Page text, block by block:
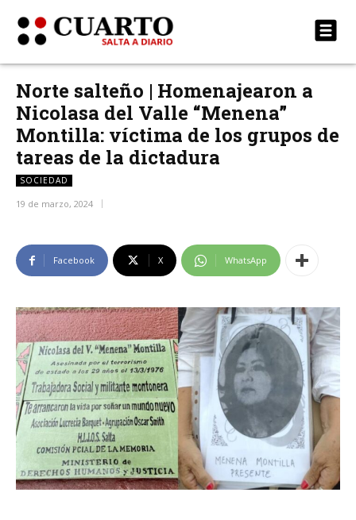
Norte salteño | Homenajearon a
Nicolasa del Valle “Menena”
Montilla: víctima de los grupos de
tareas de la dictadura
SOCIEDAD
19 de marzo, 2024
Facebook X WhatsApp